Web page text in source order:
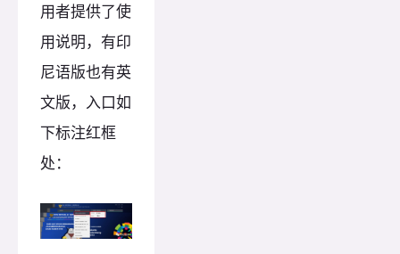
用者提供了使
用说明，有印
尼语版也有英
文版，入口如
下标注红框
处：